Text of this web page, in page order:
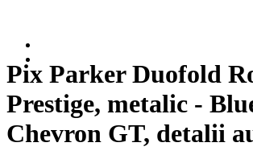
Pix Parker Duofold
Prestige, metalic -
Chevron GT, detalii